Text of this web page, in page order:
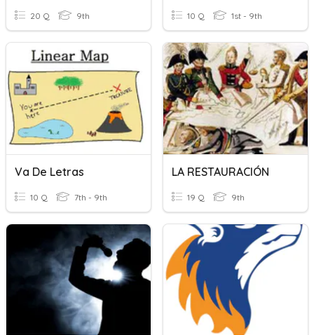
20 Q 9th 10 Q 1st - 9th
Va De Letras
10 Q 7th - 9th
LA RESTAURACIÓN
19 Q 9th